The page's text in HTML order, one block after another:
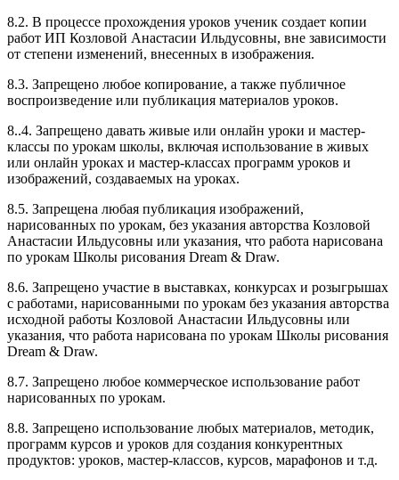
8.2. В процессе прохождения уроков ученик создает копии
работ ИП Козловой Анастасии Ильдусовны, вне зависимости
от степени изменений, внесенных в изображения.
8.3. Запрещено любое копирование, а также публичное
воспроизведение или публикация материалов уроков.
8..4. Запрещено давать живые или онлайн уроки и мастер-
классы по урокам школы, включая использование в живых
или онлайн уроках и мастер-классах программ уроков и
изображений, создаваемых на уроках.
8.5. Запрещена любая публикация изображений,
нарисованных по урокам, без указания авторства Козловой
Анастасии Ильдусовны или указания, что работа нарисована
по урокам Школы рисования Dream & Draw.
8.6. Запрещено участие в выставках, конкурсах и розыгрышах
с работами, нарисованными по урокам без указания авторства
исходной работы Козловой Анастасии Ильдусовны или
указания, что работа нарисована по урокам Школы рисования
Dream & Draw.
8.7. Запрещено любое коммерческое использование работ
нарисованных по урокам.
8.8. Запрещено использование любых материалов, методик,
программ курсов и уроков для создания конкурентных
продуктов: уроков, мастер-классов, курсов, марафонов и т.д.